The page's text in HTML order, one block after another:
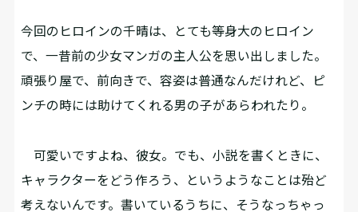
――今回のヒロインの千晴は、とても等身大のヒロイン
で、一昔前の少女マンガの主人公を思い出しました。
頑張り屋で、前向きで、容姿は普通なんだけれど、ピ
ンチの時には助けてくれる男の子があらわれたり。
可愛いですよね、彼女。でも、小説を書くときに、
キャラクターをどう作ろう、というようなことは殆ど
考えないんです。書いているうちに、そうなっちゃっ